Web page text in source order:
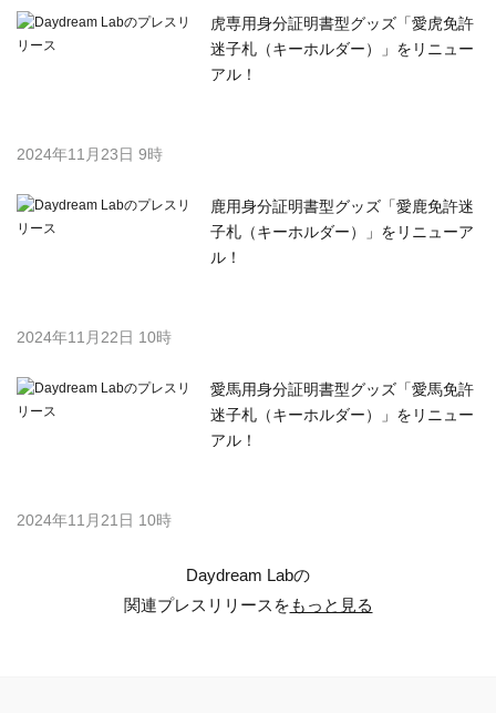
虎専用身分証明書型グッズ「愛虎免許
迷子札（キーホルダー）」をリニュー
アル！
2024年11月23日 9時
鹿用身分証明書型グッズ「愛鹿免許迷
子札（キーホルダー）」をリニューア
ル！
2024年11月22日 10時
愛馬用身分証明書型グッズ「愛馬免許
迷子札（キーホルダー）」をリニュー
アル！
2024年11月21日 10時
Daydream Labの
関連プレスリリースをもっと見る